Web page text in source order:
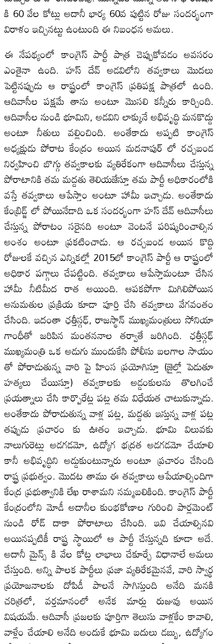
కి 60 వేల కోట్లు అదానీ భార్య 60వ పుట్టిన రోజు సందర్భంగా
విరాళం ఇచ్చినట్టు ఉంటుంది ఈ నిబంధన అమలు.
ఈ నేపథ్యంలో కాంగ్రెస్ పార్టీ పాత్ర చెప్పుకోవడం అవసరం
ఎంతైనా ఉంది. హస్ దేవ్ అడవిలోని తవ్వకాలు మొదలు
పెట్టినప్పుడు ఆ రాష్ట్రంలో కాంగ్రెస్ ప్రతిపక్ష పాత్రలో ఉంది.
ఆదివాసీల పక్షమే తాను అంటూ మొసలి కన్నీరు కార్చింది.
ఆదివాసీల నుండి భూమిని, అడవిని లాక్కునే అభివృద్ధి మనకొద్దు
అంటూ నీతులు వల్లించింది. అంతేకాదు అప్పటి కాంగ్రెస్
అధ్యక్షుడు పోరాట కేంద్రం అయిన మదనాపుర్ లో రచ్చబండ
నిర్వహించి బొగ్గు తవ్వకాలకు వ్యతిరేకంగా ఆదివాసీలు చేస్తున్న
పోరాటానికి తమ మద్దతు తెలియజేస్తూ తమ పార్టీ అధికారంలోకి
వస్తే తవ్వకాలు ఆపేస్తాం అంటూ హామీ ఇచ్చాడు. అంతేకాదు
కేంబ్రిడ్జ్ లో పోయినేడాది ఒక సందర్భంగా హస్ దేవ్ ఆదివాసీలు
చేస్తున్న పోరాటం సరైనది అంటూ వెంటనే పరిష్కరించాల్సిన
అంశం అంటూ ప్రకటించాడు. ఆ రచ్చబండ అయిన కొద్ది
రోజులకే వచ్చిన ఎన్నికల్లో 2015లో కాంగ్రెస్ పార్టీ ఆ రాష్ట్రంలో
అధికార పగ్గాలు చేపట్టింది. తవ్వకాలు ఆపేస్తామంటూ చేసిన
హామీ నీటిమీద రాత అయింది. ఆపకపోగా మిగిలిపోయిన
అనుమతుల ప్రక్రియ కూడా పూర్తి చేసి తవ్వకాలు వేగవంతం
చేసింది. ఇదంతా ఛత్తీస్గఢ్, రాజస్థాన్ ముఖ్యమంత్రులు సోనియా
గాంధీతో జరిపిన మంతననాల తర్వాతే జరిగింది. ఛత్తీస్గఢ్
ముఖ్యమంత్రి ఒక అడుగు ముందుకేసి పోలీసు బలగాల సాయం
తో పోరాడుతున్న వారి పై హింస ప్రయోగిస్తూ (జైల్లో పెడుతూ
హత్యలు చేయిస్తూ) తవ్వకాలకు అడ్డంకులను తొలగించే
ప్రయత్నాలు చేసి కార్పొరేట్ల పట్ల తమ విధేయత చాటుకున్నాడు.
అంతేకాదు పోరాడుతున్న వాళ్ల పట్ల, మద్దతు ఇస్తున్న వాళ్ల పట్ల
తప్పుడు ప్రచారం కు ఊతం ఇచ్చాడు. భూమి విలువకు
నాలుగురెట్లు అడగడమో, ఉద్యోగ భద్రత అడగడమో చేయాలి
కానీ అభివృద్ధిని అడ్డుకుంటున్నారు అంటూ ప్రచారం చేసింది
రాష్ట్ర ప్రభుత్వం. మొదట తాము ఈ తవ్వకాలు ఆపేయాల్సిందిగా
కేంద్ర ప్రభుత్వానికి లేఖ రాశామని నమ్మబలికింది. కాంగ్రెస్ పార్టీ
కేంద్రంలోని మోడీ అదానీల కుంభకోణాల గురించి పార్లమెంట్
నుండి రోడ్ దాకా పోరాటాలు చేసింది. ఇవి చేయాల్సినవి
అయినప్పటికీ రాష్ట్ర స్థాయిలో ఆ పార్టీ చేస్తున్నది కూడా అదే.
అదానీ మైన్స్ కి వేల కోట్ల లాభాలు చేకూర్చే విధానాలే అమలు
చేస్తుంది. అన్ని పాలక పార్టీలు ప్రజా వ్యతిరేకమైనవే, వారి స్వార్థ
ప్రయోజనాలకు దోపిడీ పాలనే సాగిస్తుంది అనేది మనకి
చరిత్రలో, వర్తమానంలో అనేక మార్లు రుజువు అయిన
విషయమే. ఆదివాసీ ప్రజలకు పూర్తిగా తెలుసు వాళ్లకేం కావాలి,
వాళ్లేం చేయాలి అనేది అందుకే భూమి బదులు డబ్బు, ఉద్యోగం